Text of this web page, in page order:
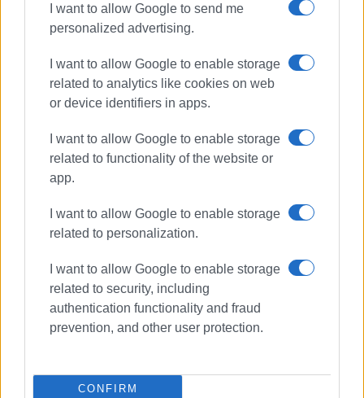
I want to allow Google to send me
personalized advertising.
I want to allow Google to enable storage
related to analytics like cookies on web
or device identifiers in apps.
I want to allow Google to enable storage
related to functionality of the website or
app.
I want to allow Google to enable storage
related to personalization.
I want to allow Google to enable storage
related to security, including
authentication functionality and fraud
prevention, and other user protection.
CONFIRM
Ακολουθήστε το enimerosi στο
Συνδρομητές στο e-paper